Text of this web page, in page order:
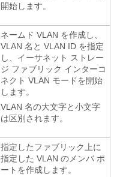
開始します。
ネームド VLAN を作成し、
VLAN 名と VLAN ID を指定
し、イーサネット ストレー
ジ ファブリック インターコ
ネクト VLAN モードを開始
します。
VLAN 名の大文字と小文字
は区別されます。
指定したファブリック上に
指定した VLAN のメンバ ポ
ートを作成します。